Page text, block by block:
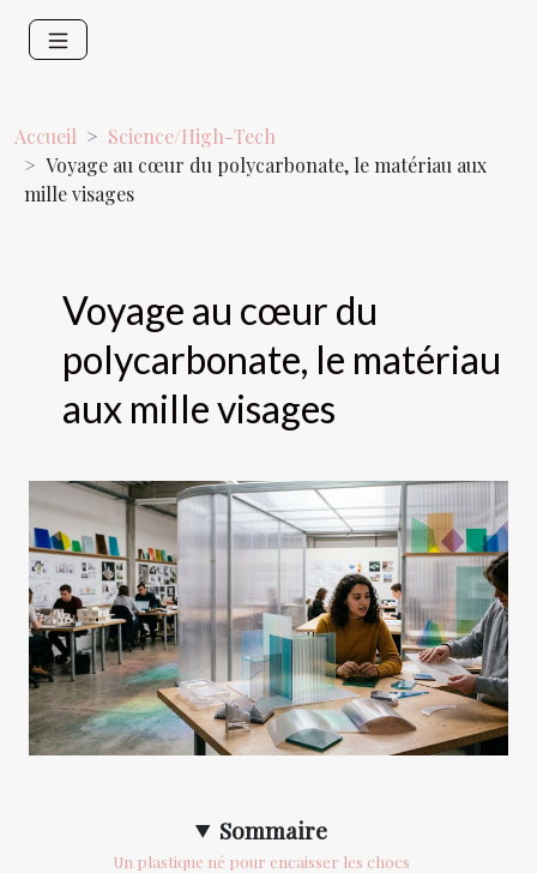
Accueil
Science/High-Tech
Voyage au cœur du polycarbonate, le matériau aux
mille visages
Voyage au cœur du
polycarbonate, le matériau
aux mille visages
Sommaire
Un plastique né pour encaisser les chocs